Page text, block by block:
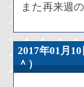
また再来週
2017年01
＾）